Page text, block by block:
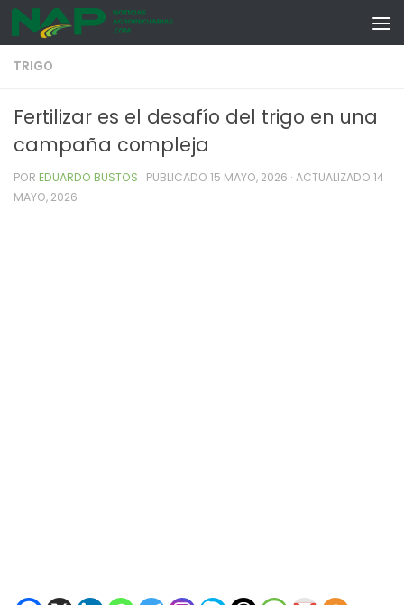
Skip to content
TRIGO
Fertilizar es el desafío del trigo en una
campaña compleja
POR EDUARDO BUSTOS · PUBLICADO 15 MAYO, 2026 · ACTUALIZADO 14
MAYO, 2026